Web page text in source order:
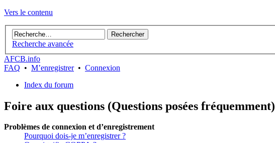
Vers le contenu
Recherche avancée
AFCB.info
FAQ • M’enregistrer • Connexion
Index du forum
Foire aux questions (Questions posées fréquemment)
Problèmes de connexion et d’enregistrement
Pourquoi dois-je m’enregistrer ?